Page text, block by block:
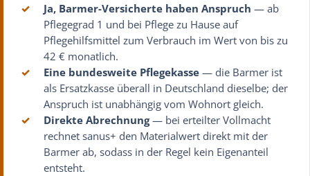
✓ Ja, Barmer-Versicherte haben Anspruch — ab
Pflegegrad 1 und bei Pflege zu Hause auf
Pflegehilfsmittel zum Verbrauch im Wert von bis zu
42 € monatlich.
✓
Eine bundesweite Pflegekasse— die Barmer ist
als Ersatzkasse überall in Deutschland dieselbe; der
Anspruch ist unabhängig vom Wohnort gleich.
✓
Direkte Abrechnung— bei erteilter Vollmacht
rechnet sanus+ den Materialwert direkt mit der
Barmer ab, sodass in der Regel kein Eigenanteil
entsteht.